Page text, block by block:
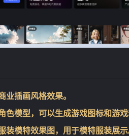
业插画风格效果。
色模型，可以生成游戏图标和游戏
模特效果图，用于模特服装展示